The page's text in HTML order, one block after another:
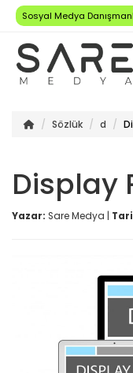
Sosyal Medya
Sözlük d
Display
Yazar: Sare Medya |